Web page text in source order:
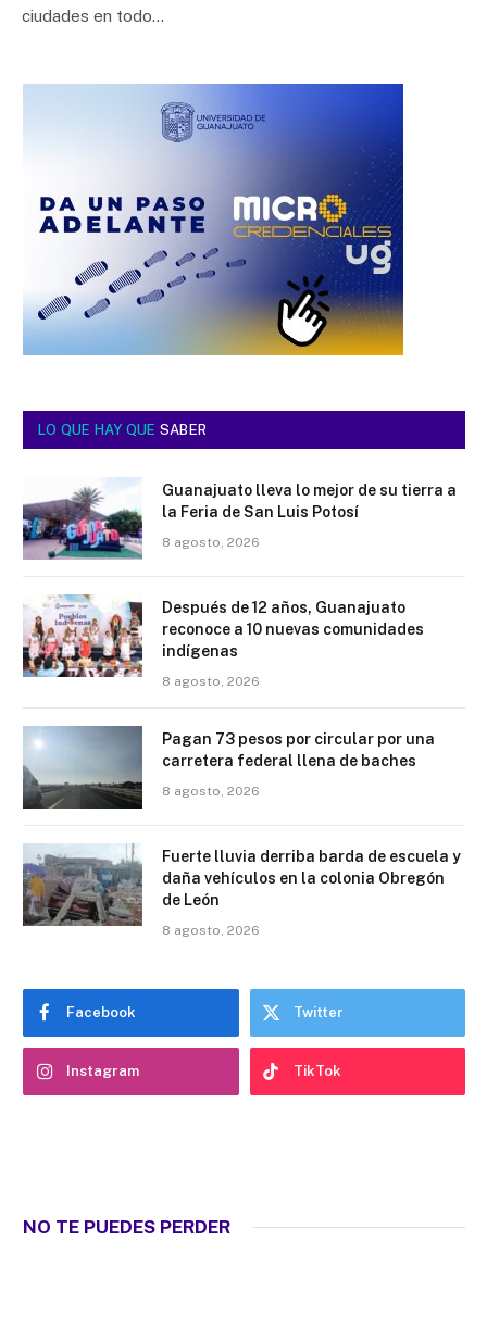
ciudades en todo…
LO QUE HAY QUE SABER
Guanajuato lleva lo mejor de su tierra a
la Feria de San Luis Potosí
8 agosto, 2026
Después de 12 años, Guanajuato
reconoce a 10 nuevas comunidades
indígenas
8 agosto, 2026
Pagan 73 pesos por circular por una
carretera federal llena de baches
8 agosto, 2026
Fuerte lluvia derriba barda de escuela y
daña vehículos en la colonia Obregón
de León
8 agosto, 2026
Facebook Twitter
Instagram TikTok
NO TE PUEDES PERDER